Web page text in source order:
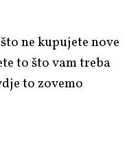
ne kupujete nove
to što vam treba
to zovemo